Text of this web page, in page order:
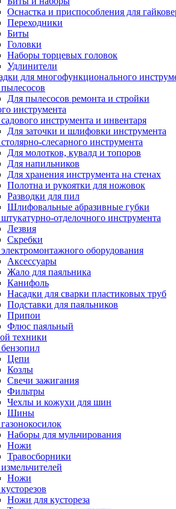
Оснастка и приспособления для
Переходники
Биты
Головки
Наборы торцевых головок
Удлинители
для многофункционального
Для пылесосов ремонта и стройки
инструмента
инструмента и инвентаря
Для заточки и шлифовки инструмента
слесарного инструмента
Для молотков, кувалд и топоров
Для напильников
Для хранения инструмента на стенах
Полотна и рукоятки для ножовок
Разводки для пил
Шлифовальные абразивные губки
отделочного инструмента
Лезвия
Скребки
оборудования
Аксессуары
Жало для паяльника
Канифоль
Насадки для сварки пластиковых труб
Подставки для паяльников
Припои
Флюс паяльный
техники
Цепи
Козлы
Свечи зажигания
Фильтры
Чехлы и кожухи для шин
Шины
Наборы для мульчирования
Ножи
Травосборники
Ножи
Ножи для кустореза